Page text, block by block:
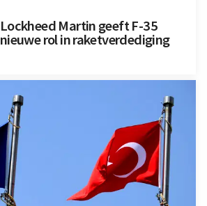
Lockheed Martin geeft F-35
nieuwe rol in raketverdediging